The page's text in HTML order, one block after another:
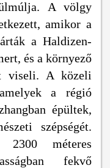
A völgy
amikor a
a Haldizen-
és a környező
viseli. A közeli
a régió
épültek,
szépségét.
méteres
fekvő